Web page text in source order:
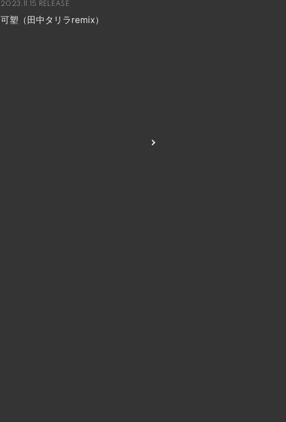
2023.11.15 RELEASE
可塑（田中タリラremix）